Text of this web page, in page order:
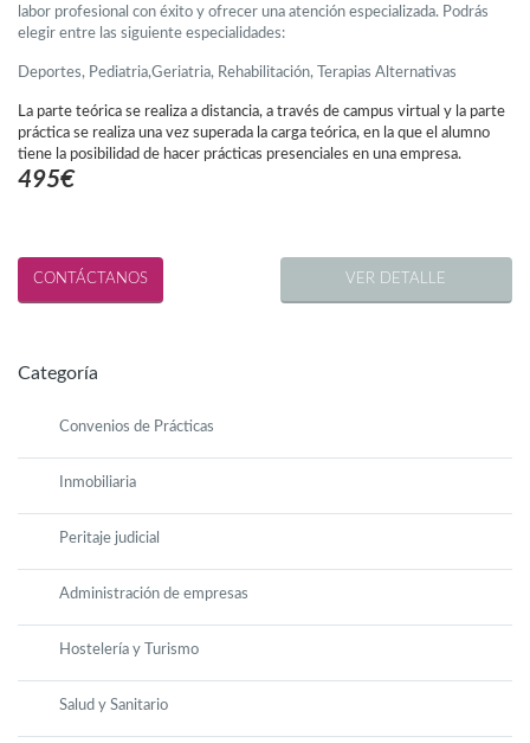
labor profesional con éxito y ofrecer una atención especializada. Podrás
elegir entre las siguiente especialidades:
Deportes, Pediatria,Geriatria, Rehabilitación, Terapias Alternativas
La parte teórica se realiza a distancia, a través de campus virtual y la parte
práctica se realiza una vez superada la carga teórica, en la que el alumno
tiene la posibilidad de hacer prácticas presenciales en una empresa.
495€
VER DETALLE
Categoría
Convenios de Prácticas
Inmobiliaria
Peritaje judicial
Administración de empresas
Hostelería y Turismo
Salud y Sanitario